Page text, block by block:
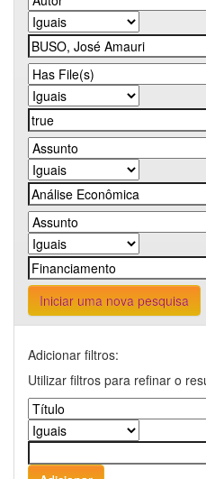
Iniciar uma nova pesquisa
Adicionar filtros:
Utilizar filtros para refinar o